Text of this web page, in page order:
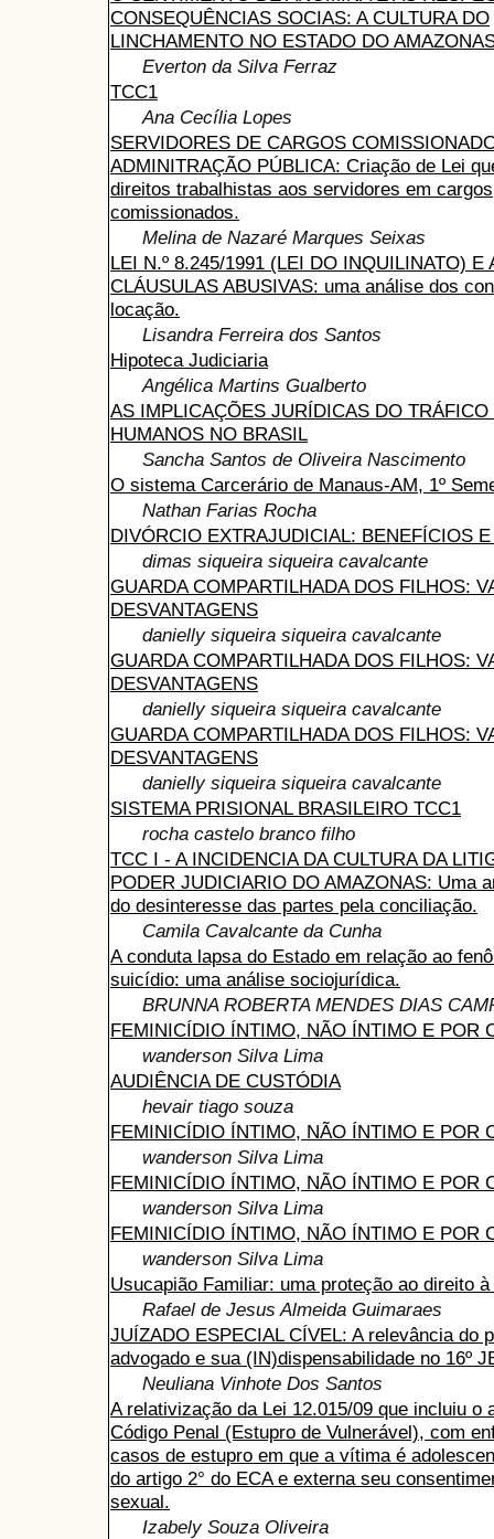
CONSEQUÊNCIAS SOCIAS: A CULTURA DO
LINCHAMENTO NO ESTADO DO
Everton da Silva Ferraz
TCC1
Ana Cecília Lopes
SERVIDORES DE CARGOS
ADMINITRAÇÃO PÚBLICA: Criação de Lei
direitos trabalhistas aos servidores em cargos
comissionados.
Melina de Nazaré Marques Seixas
LEI N.º 8.245/1991 (LEI DO INQUILINATO) E
CLÁUSULAS ABUSIVAS: uma análise dos
locação.
Lisandra Ferreira dos Santos
Hipoteca Judiciaria
Angélica Martins Gualberto
AS IMPLICAÇÕES JURÍDICAS DO
HUMANOS NO BRASIL
Sancha Santos de Oliveira Nascimento
O sistema Carcerário de Manaus-AM, 1º
Nathan Farias Rocha
DIVÓRCIO EXTRAJUDICIAL: BENEFÍCIOS
dimas siqueira siqueira cavalcante
GUARDA COMPARTILHADA DOS FILHOS:
DESVANTAGENS
danielly siqueira siqueira cavalcante
GUARDA COMPARTILHADA DOS FILHOS:
DESVANTAGENS
danielly siqueira siqueira cavalcante
GUARDA COMPARTILHADA DOS FILHOS:
DESVANTAGENS
danielly siqueira siqueira cavalcante
SISTEMA PRISIONAL BRASILEIRO TCC1
rocha castelo branco filho
TCC I - A INCIDENCIA DA CULTURA DA
PODER JUDICIARIO DO AMAZONAS: Uma
do desinteresse das partes pela conciliação.
Camila Cavalcante da Cunha
A conduta lapsa do Estado em relação ao
suicídio: uma análise sociojurídica.
BRUNNA ROBERTA MENDES DIAS
FEMINICÍDIO ÍNTIMO, NÃO ÍNTIMO E POR
wanderson Silva Lima
AUDIÊNCIA DE CUSTÓDIA
hevair tiago souza
FEMINICÍDIO ÍNTIMO, NÃO ÍNTIMO E POR
wanderson Silva Lima
FEMINICÍDIO ÍNTIMO, NÃO ÍNTIMO E POR
wanderson Silva Lima
FEMINICÍDIO ÍNTIMO, NÃO ÍNTIMO E POR
wanderson Silva Lima
Usucapião Familiar: uma proteção ao direito
Rafael de Jesus Almeida Guimaraes
JUÍZADO ESPECIAL CÍVEL: A relevância do
advogado e sua (IN)dispensabilidade no 16º
Neuliana Vinhote Dos Santos
A relativização da Lei 12.015/09 que incluiu o
Código Penal (Estupro de Vulnerável), com
casos de estupro em que a vítima é
do artigo 2° do ECA e externa seu
sexual.
Izabely Souza Oliveira